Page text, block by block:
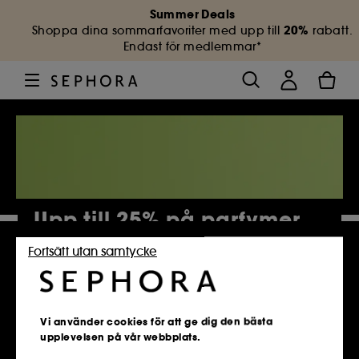
Summer Deals
Shoppa dina sommarfavoriter med upp till 20% rabatt.
Endast för medlemmar*
Upp till 25% på parfymer
4 884 Produkter
Vi använder cookies för att ge dig den bästa
upplevelsen på vår webbplats.
Fortsätt utan samtycke